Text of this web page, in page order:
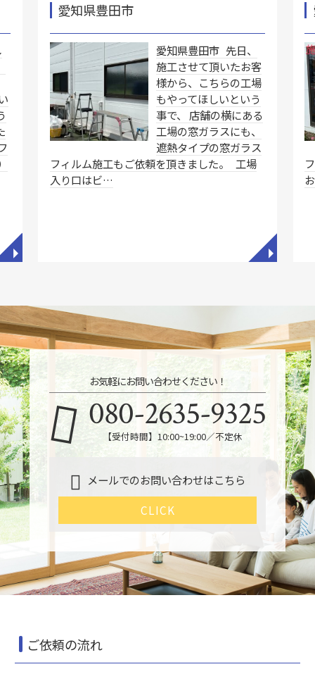
◥
愛知県豊田市
愛知県豊田市 先日、
施工させて頂いたお客
様から、こちらの工場
もやってほしいという
事で、 店舗の横にある
工場の窓ガラスにも、
遮熱タイプの窓ガラス
フィルム施工もご依頼を頂きました。 工場
入り口はビ…
◥
お気軽にお問い合わせください！
080-2635-9325
【受付時間】10:00~19:00／不定休
メールでのお問い合わせはこちら
CLICK
ご依頼の流れ